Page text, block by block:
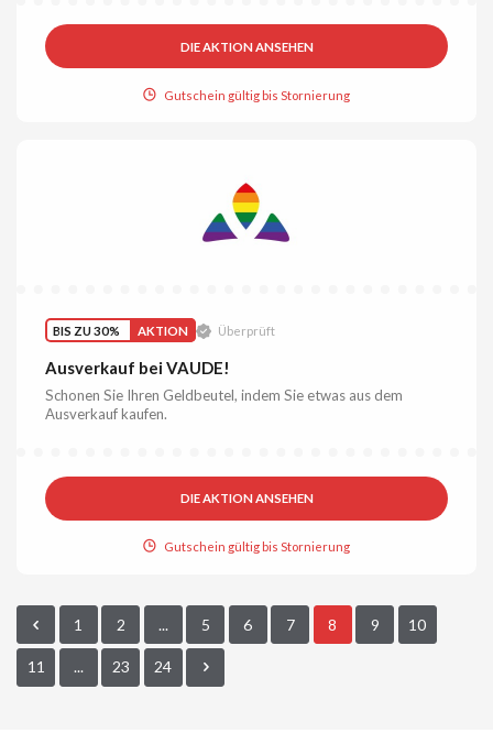
DIE AKTION ANSEHEN
Gutschein gültig bis Stornierung
BIS ZU 30% AKTION Überprüft
Ausverkauf bei VAUDE!
Schonen Sie Ihren Geldbeutel, indem Sie etwas aus dem
Ausverkauf kaufen.
DIE AKTION ANSEHEN
Gutschein gültig bis Stornierung
1 2 ... 5 6 7 8 9 10
11 ... 23 24